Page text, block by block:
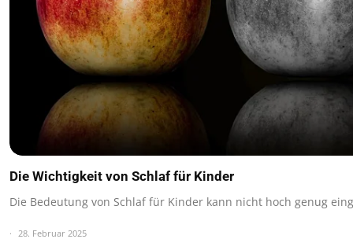
Die Wichtigkeit von Schlaf für Kinder
Die Bedeutung von Schlaf für Kinder kann nicht hoch genug
28. Februar 2025